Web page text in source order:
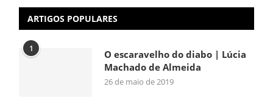
ARTIGOS POPULARES
1
O escaravelho do diabo | Lúcia
Machado de Almeida
26 de maio de 2019